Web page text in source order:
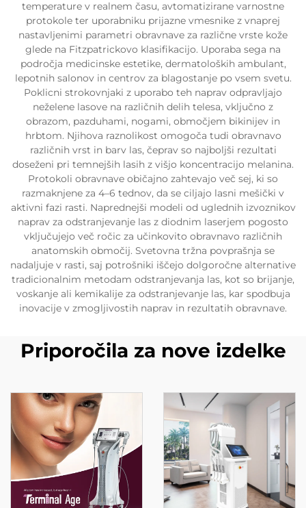
temperature v realnem času, avtomatizirane varnostne
protokole ter uporabniku prijazne vmesnike z vnaprej
nastavljenimi parametri obravnave za različne vrste kože
glede na Fitzpatrickovo klasifikacijo. Uporaba sega na
področja medicinske estetike, dermatoloških ambulant,
lepotnih salonov in centrov za blagostanje po vsem svetu.
Poklicni strokovnjaki z uporabo teh naprav odpravljajo
neželene lasove na različnih delih telesa, vključno z
obrazom, pazduhami, nogami, območjem bikinijev in
hrbtom. Njihova raznolikost omogoča tudi obravnavo
različnih vrst in barv las, čeprav so najboljši rezultati
doseženi pri temnejših lasih z višjo koncentracijo melanina.
Protokoli obravnave običajno zahtevajo več sej, ki so
razmaknjene za 4–6 tednov, da se ciljajo lasni mešički v
aktivni fazi rasti. Naprednejši modeli od uglednih izvoznikov
naprav za odstranjevanje las z diodnim laserjem pogosto
vključujejo več ročic za učinkovito obravnavo različnih
anatomskih območij. Svetovna tržna povprašnja se
nadaljuje v rasti, saj potrošniki iščejo dolgoročne alternative
tradicionalnim metodam odstranjevanja las, kot so brijanje,
voskanje ali kemikalije za odstranjevanje las, kar spodbuja
inovacije v zmogljivostih naprav in rezultatih obravnave.
Priporočila za nove izdelke